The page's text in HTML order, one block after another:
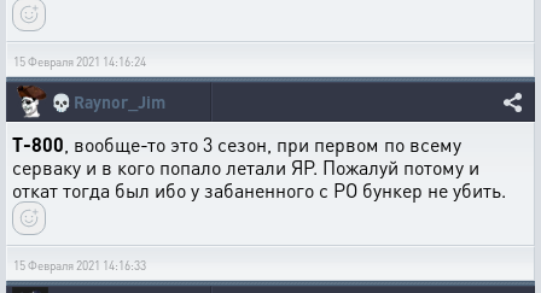
15 Февраля 2021 14:16:24
💀 Raynor_Jim
T-800 , вообще-то это 3 сезон, при первом по всему
серваку и в кого попало летали ЯР. Пожалуй потому и
откат тогда был ибо у забаненного с РО бункер не убить.
15 Февраля 2021 14:16:33